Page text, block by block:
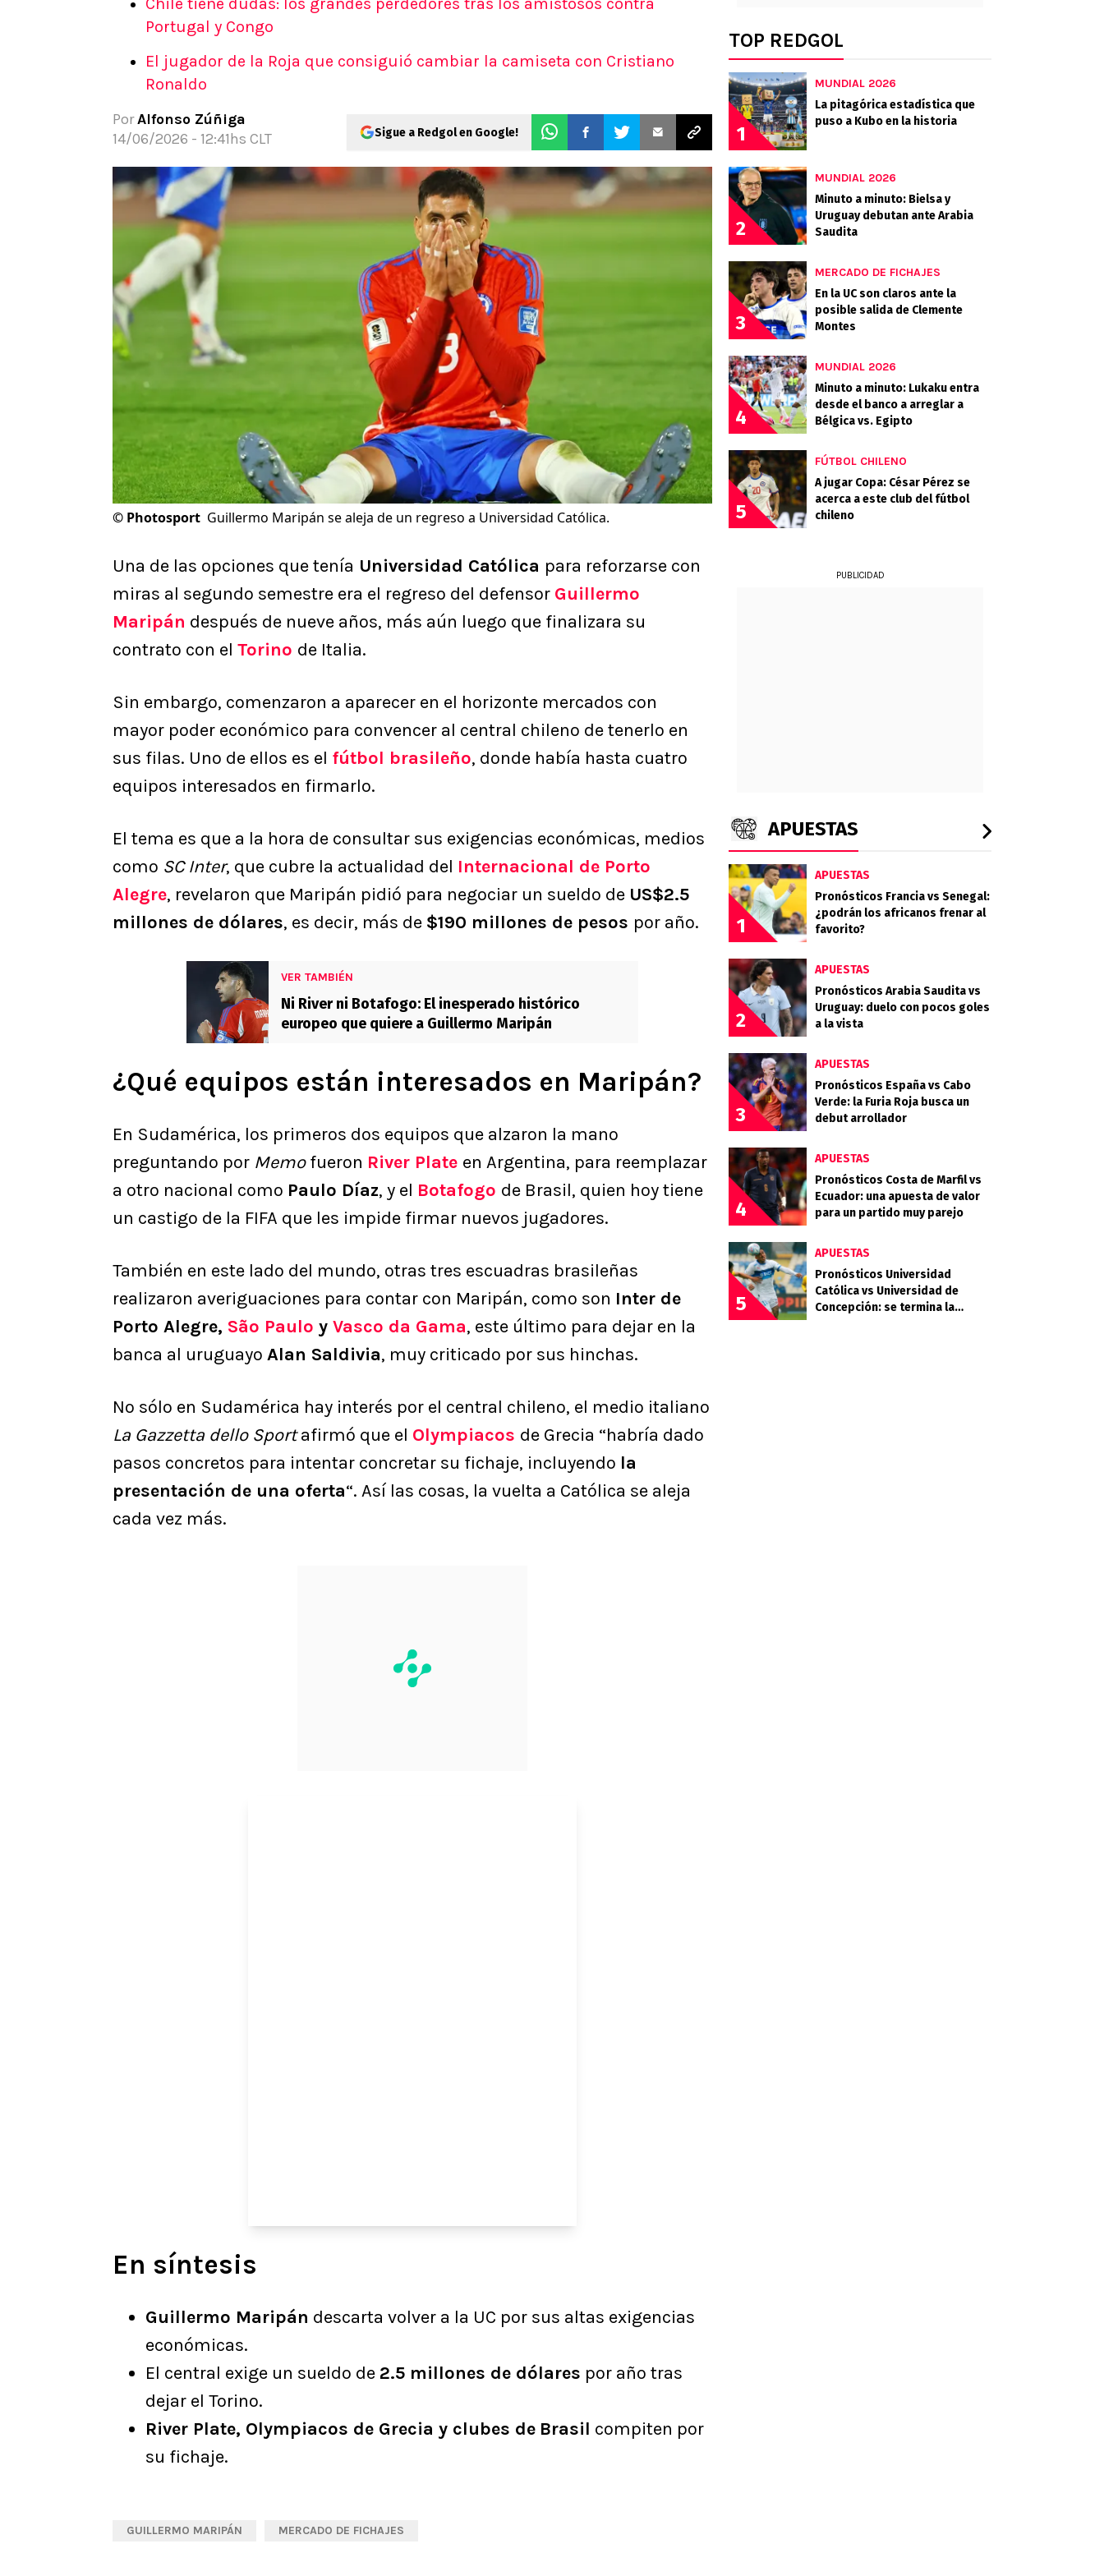
Apuesta del día
Portugal y Congo
El jugador de la Roja que consiguió cambiar la camiseta con Cristiano
Ronaldo
PorAlfonso Zúñiga
14/06/2026 - 12:41hs CLT
Sigue a Redgol en Google!
© Photosport Guillermo Maripán se aleja de un regreso a Universidad Católica.
Una de las opciones que tenía Universidad Católica para reforzarse con
miras al segundo semestre era el regreso del defensor Guillermo
Maripán después de nueve años, más aún luego que finalizara su
contrato con el Torino de Italia.
Sin embargo, comenzaron a aparecer en el horizonte mercados con
mayor poder económico para convencer al central chileno de tenerlo en
sus filas. Uno de ellos es el fútbol brasileño, donde había hasta cuatro
equipos interesados en firmarlo.
El tema es que a la hora de consultar sus exigencias económicas, medios
como SC Inter, que cubre la actualidad del Internacional de Porto
Alegre, revelaron que Maripán pidió para negociar un sueldo de US$2.5
millones de dólares, es decir, más de $190 millones de pesos por año.
VER TAMBIÉN
Ni River ni Botafogo: El inesperado histórico
europeo que quiere a Guillermo Maripán
¿Qué equipos están interesados en Maripán?
En Sudamérica, los primeros dos equipos que alzaron la mano
preguntando por Memofueron River Plate en Argentina, para reemplazar
a otro nacional como Paulo Díaz, y el Botafogo de Brasil, quien hoy tiene
un castigo de la FIFA que les impide firmar nuevos jugadores.
También en este lado del mundo, otras tres escuadras brasileñas
realizaron averiguaciones para contar con Maripán, como son Inter de
Porto Alegre, São Paulo y Vasco da Gama, este último para dejar en la
banca al uruguayo Alan Saldivia, muy criticado por sus hinchas.
No sólo en Sudamérica hay interés por el central chileno, el medio italiano
La Gazzetta dello Sportafirmó que el Olympiacos de Grecia “habría dado
pasos concretos para intentar concretar su fichaje, incluyendo la
presentación de una oferta“. Así las cosas, la vuelta a Católica se aleja
cada vez más.
En síntesis
Guillermo Maripán descarta volver a la UC por sus altas exigencias
económicas.
El central exige un sueldo de 2.5 millones de dólares por año tras
dejar el Torino.
River Plate, Olympiacos de Grecia y clubes de Brasil compiten por
su fichaje.
GUILLERMO MARIPÁN MERCADO DE FICHAJES
TOP REDGOL
1
MUNDIAL 2026
La pitagórica estadística que
puso a Kubo en la historia
2
MUNDIAL 2026
Minuto a minuto: Bielsa y
Uruguay debutan ante Arabia
Saudita
3
MERCADO DE FICHAJES
En la UC son claros ante la
posible salida de Clemente
Montes
4
MUNDIAL 2026
Minuto a minuto: Lukaku entra
desde el banco a arreglar a
Bélgica vs. Egipto
5
FÚTBOL CHILENO
A jugar Copa: César Pérez se
acerca a este club del fútbol
chileno
PUBLICIDAD
APUESTAS
1
APUESTAS
Pronósticos Francia vs Senegal:
¿podrán los africanos frenar al
favorito?
2
APUESTAS
Pronósticos Arabia Saudita vs
Uruguay: duelo con pocos goles
a la vista
3
APUESTAS
Pronósticos España vs Cabo
Verde: la Furia Roja busca un
debut arrollador
4
APUESTAS
Pronósticos Costa de Marfil vs
Ecuador: una apuesta de valor
para un partido muy parejo
5
APUESTAS
Pronósticos Universidad
Católica vs Universidad de
Concepción: se termina la